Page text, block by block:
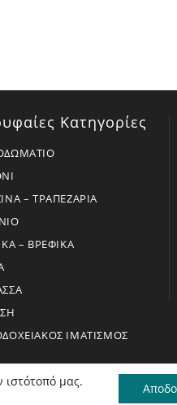
Κατηγορίες
– ΤΡΑΠΕΖΑΡΙΑ
– ΒΡΕΦΙΚΑ
ΙΜΑΤΙΣΜΟΣ
ιστότοπό μας.